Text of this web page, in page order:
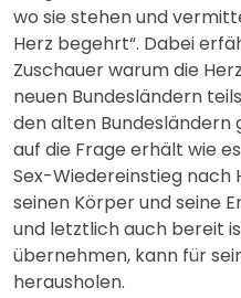
wo sie stehen und
Herz begehrt“. Dabei
Zuschauer warum die
neuen Bundesländern
den alten
auf die Frage erhält wie
Sex-Wiedereinstieg nach
seinen Körper und seine
und letztlich auch bereit
übernehmen, kann für
herausholen.